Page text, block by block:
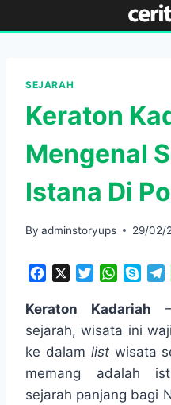
to
SEJARAH
Keraton
Mengenal
Istana Di
By adminstoryups 29/02/
c
e
b
o
o
k
i
t
t
e
r
W
a
t
A
p
p
y
p
e
l
e
g
r
a
Keraton Kadariah
sejarah, wisata ini
ke dalam listwisata
memang adalah
sejarah panjang bagi